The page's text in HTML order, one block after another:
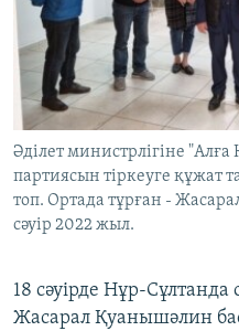
Басқа тілдерде
Әділет министрлігіне
партиясын тіркеуге құжат
топ. Ортада тұрған -
сәуір 2022 жыл.
18 сәуірде Нұр-
Жасарал Қуанышәлин